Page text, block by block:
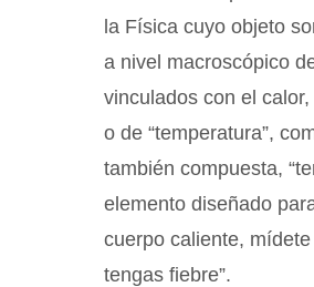
la Física cuyo objeto
a nivel macroscópico
vinculados con el
o de “temperatura”,
también compuesta,
elemento diseñado
cuerpo caliente,
tengas fiebre”.